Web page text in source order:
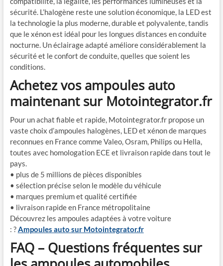
sécurité. L’halogène reste une solution économique, la LED est
la technologie la plus moderne, durable et polyvalente, tandis
que le xénon est idéal pour les longues distances en conduite
nocturne. Un éclairage adapté améliore considérablement la
sécurité et le confort de conduite, quelles que soient les
conditions.
Achetez vos ampoules auto
maintenant sur Motointegrator.fr
Pour un achat fiable et rapide, Motointegrator.fr propose un
vaste choix d’ampoules halogènes, LED et xénon de marques
reconnues en France comme Valeo, Osram, Philips ou Hella,
toutes avec homologation ECE et livraison rapide dans tout le
pays.
• plus de 5 millions de pièces disponibles
• sélection précise selon le modèle du véhicule
• marques premium et qualité certifiée
• livraison rapide en France métropolitaine
Découvrez les ampoules adaptées à votre voiture
: ?Ampoules auto sur Motointegrator.fr
FAQ – Questions fréquentes sur